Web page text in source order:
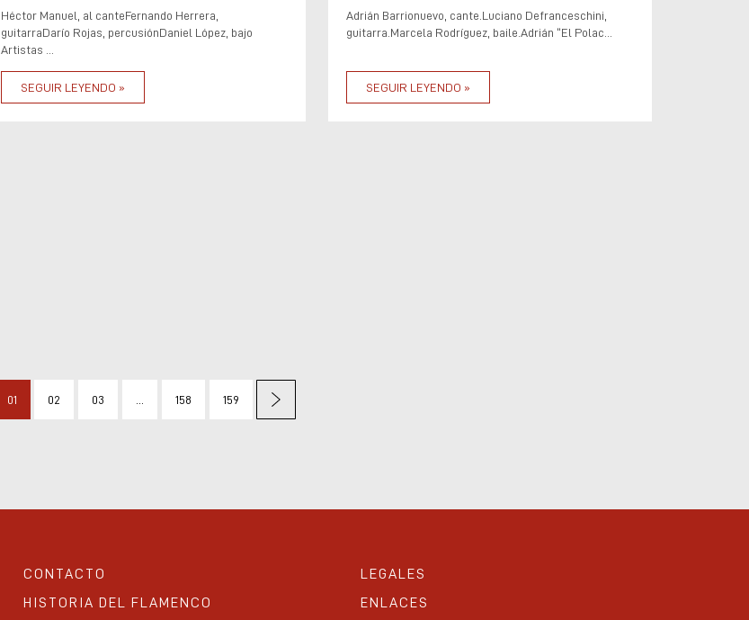
Héctor Manuel, al canteFernando Herrera,
guitarraDarío Rojas, percusiónDaniel López, bajo
Artistas ...
SEGUIR LEYENDO »
Adrián Barrionuevo, cante.Luciano Defranceschini,
guitarra.Marcela Rodríguez, baile.Adrián “El Polac...
SEGUIR LEYENDO »
01 02 03 158 159
CONTACTO
LEGALES
HISTORIA DEL FLAMENCO
ENLACES